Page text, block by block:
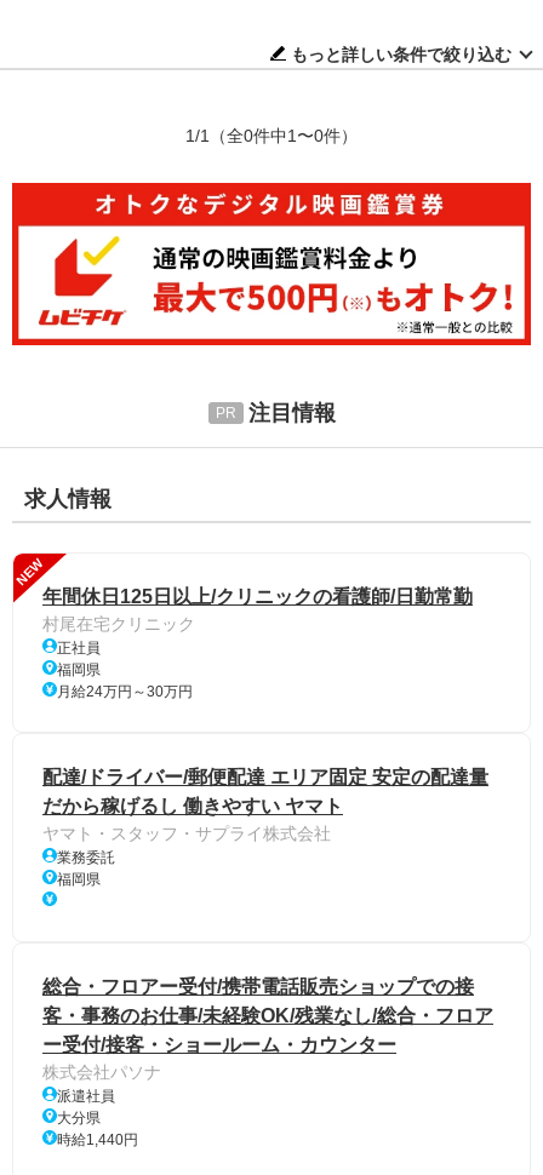
もっと詳しい条件で絞り込む
1/1 （全0件中1〜0件）
注目情報
求人情報
NEW
年間休日125日以上/クリニックの看護師/日勤常勤
村尾在宅クリニック
正社員
福岡県
月給24万円～30万円
配達/ドライバー/郵便配達 エリア固定 安定の配達量
だから稼げるし 働きやすい ヤマト
ヤマト・スタッフ・サプライ株式会社
業務委託
福岡県
総合・フロアー受付/携帯電話販売ショップでの接
客・事務のお仕事/未経験OK/残業なし/総合・フロア
ー受付/接客・ショールーム・カウンター
株式会社パソナ
派遣社員
大分県
時給1,440円